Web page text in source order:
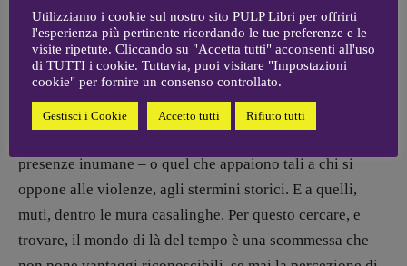
senso di una perdita, ascendendo all’archetipa figura di
Maria ai piedi del figlio morente e infine trapassato.
Religiosa o meno, la presenza del corpo è sempre in
primo piano, mai completamente abbandonato dal fuoco.
Sembra che per mettersi in salvo occorra sentire il
presenze inumane – o quel che appaiono tali a chi si
oppone alle violenze, agli stermini storici. E a quelli,
muti, dentro le mura casalinghe. Per questo cercare, e
trovare, il mondo di là del tempo è una scommessa che
Utilizziamo i cookie sul nostro sito PULP Libri per offrirti
l'esperienza più pertinente ricordando le tue preferenze e le
visite ripetute. Cliccando su "Accetta tutti" acconsenti all'uso
di TUTTI i cookie. Tuttavia, puoi visitare "Impostazioni
cookie" per fornire un consenso controllato.
Gestisci i Cookie Accetto tutti Rifiuto tutti